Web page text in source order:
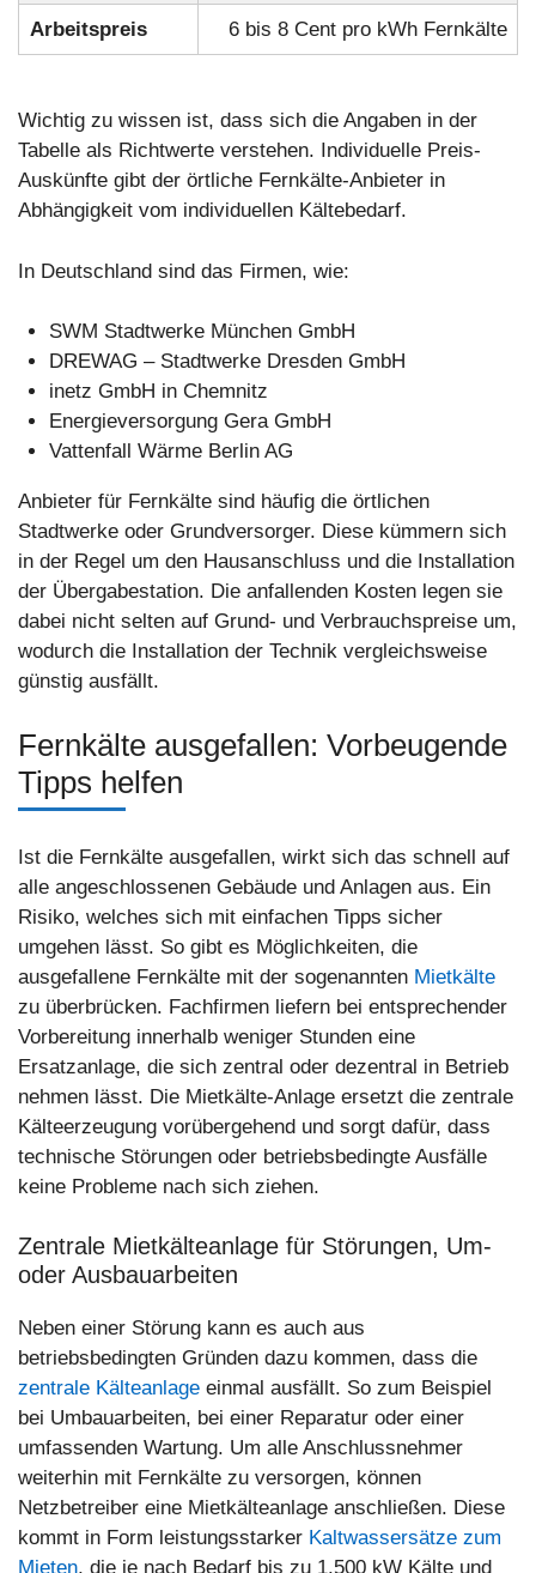
Arbeitspreis 6 bis 8 Cent pro kWh Fernkälte
Wichtig zu wissen ist, dass sich die Angaben in der
Tabelle als Richtwerte verstehen. Individuelle Preis-
Auskünfte gibt der örtliche Fernkälte-Anbieter in
Abhängigkeit vom individuellen Kältebedarf.
In Deutschland sind das Firmen, wie:
SWM Stadtwerke München GmbH
DREWAG – Stadtwerke Dresden GmbH
inetz GmbH in Chemnitz
Energieversorgung Gera GmbH
Vattenfall Wärme Berlin AG
Anbieter für Fernkälte sind häufig die örtlichen
Stadtwerke oder Grundversorger. Diese kümmern sich
in der Regel um den Hausanschluss und die Installation
der Übergabestation. Die anfallenden Kosten legen sie
dabei nicht selten auf Grund- und Verbrauchspreise um,
wodurch die Installation der Technik vergleichsweise
günstig ausfällt.
Fernkälte ausgefallen: Vorbeugende
Tipps helfen
Ist die Fernkälte ausgefallen, wirkt sich das schnell auf
alle angeschlossenen Gebäude und Anlagen aus. Ein
Risiko, welches sich mit einfachen Tipps sicher
umgehen lässt. So gibt es Möglichkeiten, die
ausgefallene Fernkälte mit der sogenannten Mietkälte
zu überbrücken. Fachfirmen liefern bei entsprechender
Vorbereitung innerhalb weniger Stunden eine
Ersatzanlage, die sich zentral oder dezentral in Betrieb
nehmen lässt. Die Mietkälte-Anlage ersetzt die zentrale
Kälteerzeugung vorübergehend und sorgt dafür, dass
technische Störungen oder betriebsbedingte Ausfälle
keine Probleme nach sich ziehen.
Zentrale Mietkälteanlage für Störungen, Um-
oder Ausbauarbeiten
Neben einer Störung kann es auch aus
betriebsbedingten Gründen dazu kommen, dass die
zentrale Kälteanlage einmal ausfällt. So zum Beispiel
bei Umbauarbeiten, bei einer Reparatur oder einer
umfassenden Wartung. Um alle Anschlussnehmer
weiterhin mit Fernkälte zu versorgen, können
Netzbetreiber eine Mietkälteanlage anschließen. Diese
kommt in Form leistungsstarker Kaltwassersätze zum
Mieten, die je nach Bedarf bis zu 1.500 kW Kälte und